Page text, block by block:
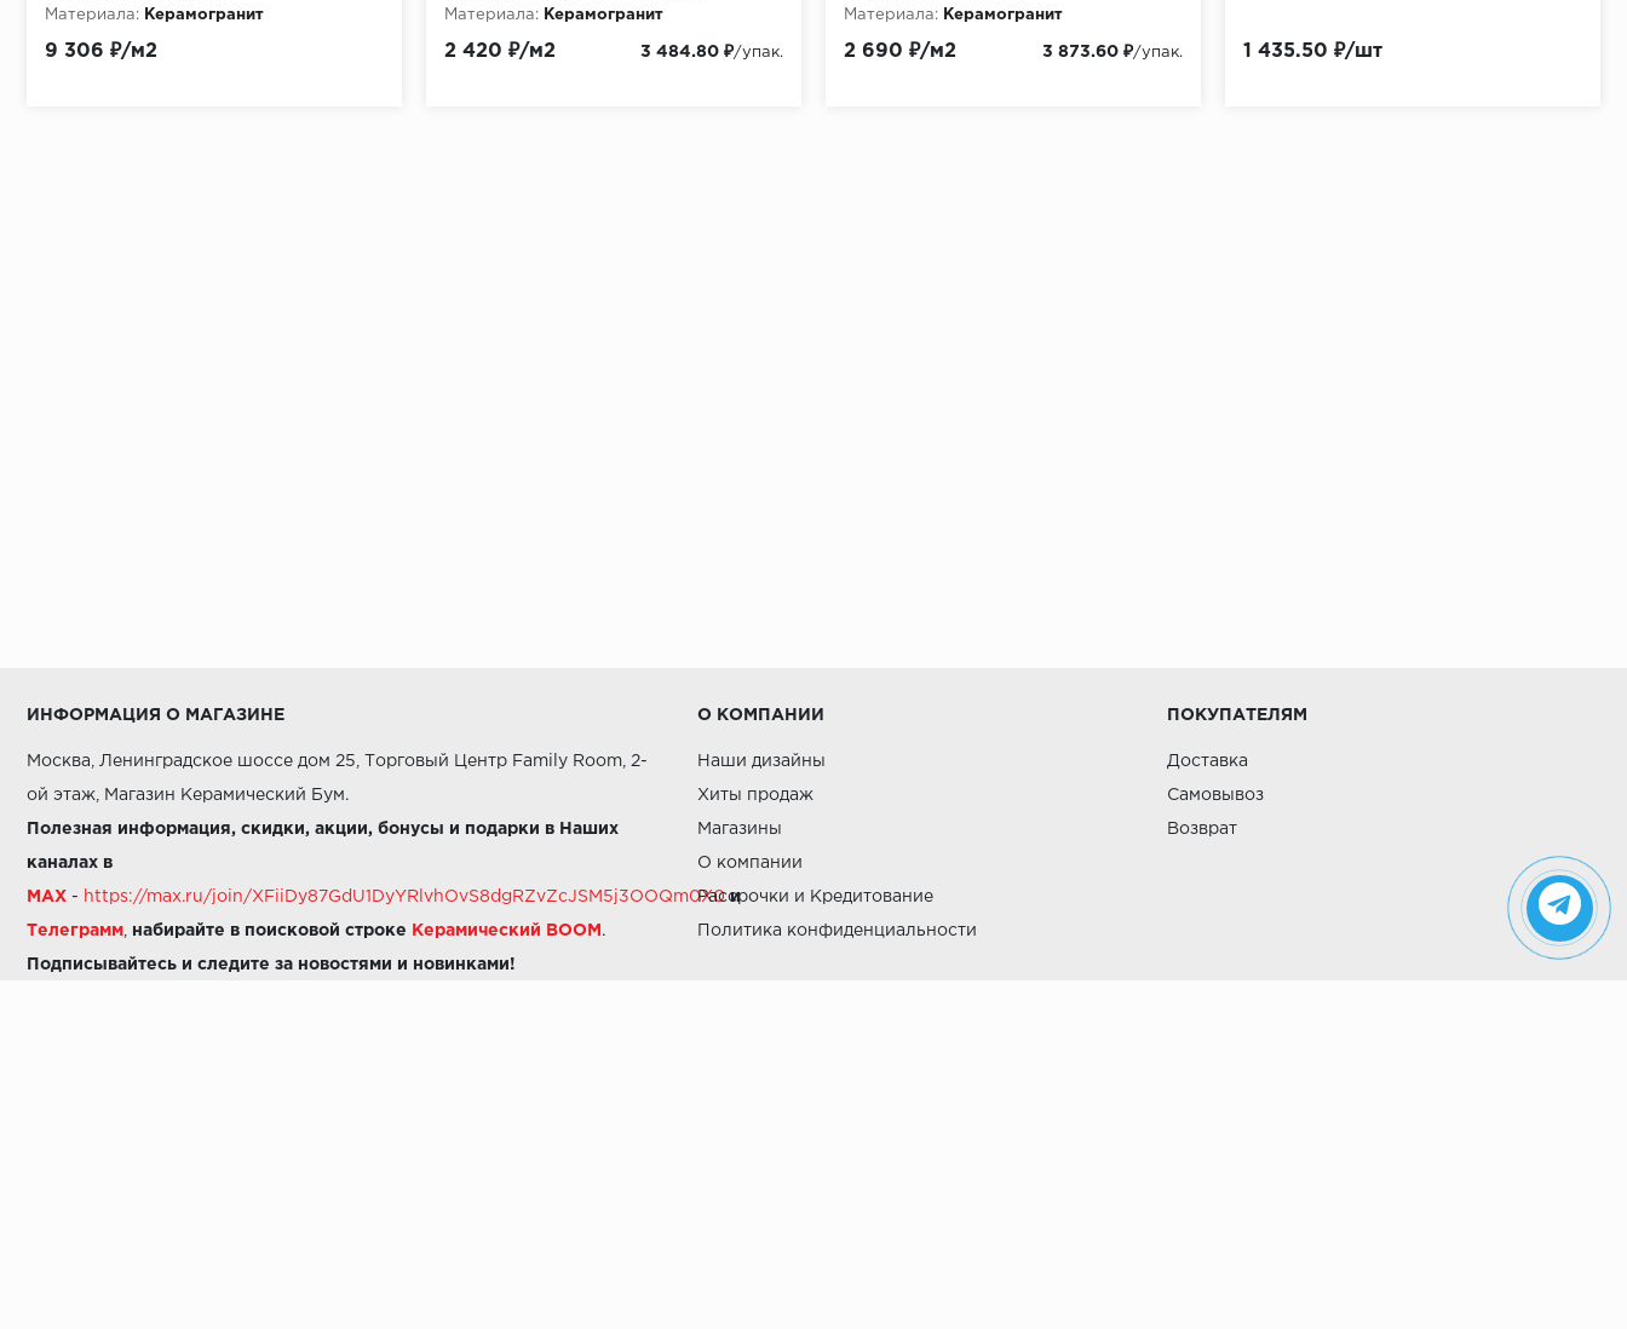
Материала:
Керамогранит
9 306 ₽/м2
Материала:
Керамогранит
2 420 ₽/м2 3 484.80 ₽/упак.
Материала:
Керамогранит
2 690 ₽/м2 3 873.60 ₽/упак. 1 435.50 ₽/шт
ИНФОРМАЦИЯ О МАГАЗИНЕ
Москва, Ленинградское шоссе дом 25, Торговый Центр Family Room, 2-
ой этаж, Магазин Керамический Бум.
Полезная информация, скидки, акции, бонусы и подарки в Наших
каналах в
MAX - https://max.ru/join/XFiiDy87GdU1DyYRlvhOvS8dgRZvZcJSM5j3OOQm0X0 и
Телеграмм набирайте в поисковой строке Керамический BOOM .
Подписывайтесь и следите за новостями и новинками!
О КОМПАНИИ
Наши дизайны
Хиты продаж
Магазины
О компании
Рассрочки и Кредитование
Политика конфиденциальности
ПОКУПАТЕЛЯМ
Доставка
Самовывоз
Возврат